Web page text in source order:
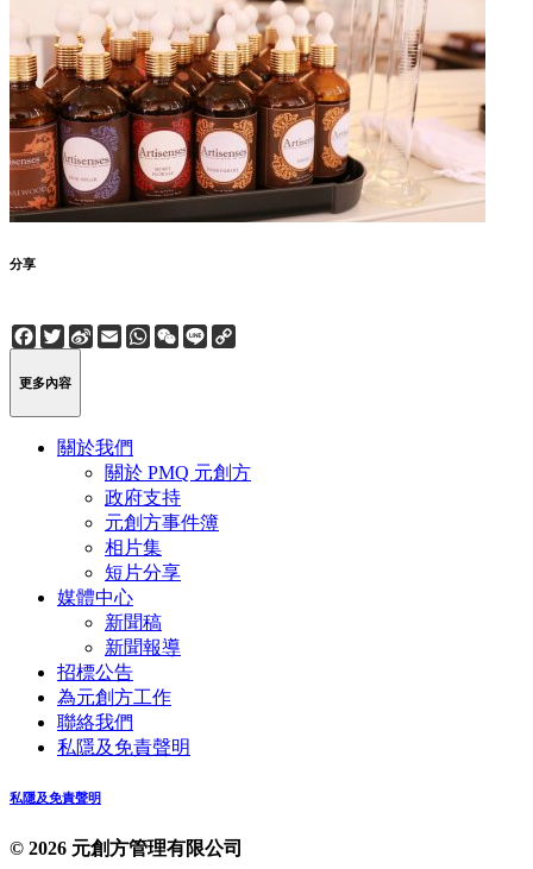
分享
Facebook
Twitter
Sina
Weibo
EmailWhatsApp
WeChat
Line
更多內容
關於我們
關於 PMQ 元創方
政府支持
元創方事件簿
相片集
短片分享
媒體中心
新聞稿
新聞報導
招標公告
為元創方工作
聯絡我們
私隱及免責聲明
私隱及免責聲明
© 2026 元創方管理有限公司